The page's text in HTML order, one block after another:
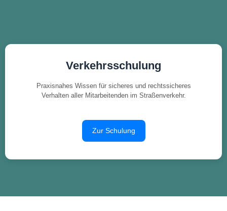
Verkehrsschulung
Praxisnahes Wissen für sicheres und rechtssicheres
Verhalten aller Mitarbeitenden im Straßenverkehr.
Zur Schulung